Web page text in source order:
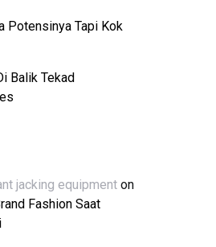
Potensinya Tapi Kok
Balik Tekad
jacking equipment on
Fashion Saat